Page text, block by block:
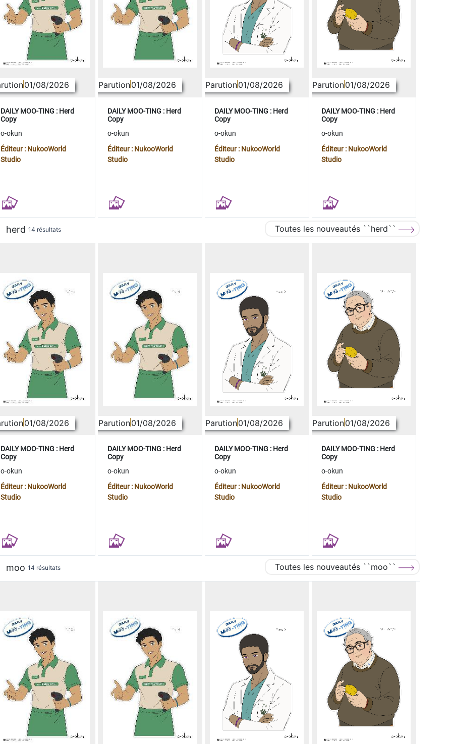
01/08/2026
DAILY MOO-TING : Herd
Copy
o-okun
Éditeur : NukooWorld
Studio
Parution01/08/2026
DAILY MOO-TING : Herd
Copy
o-okun
Éditeur : NukooWorld
Studio
Parution01/08/2026
DAILY MOO-TING : Herd
Copy
o-okun
Éditeur : NukooWorld
Studio
Parution01/08/2026
DAILY MOO-TING : Herd
Copy
o-okun
Éditeur : NukooWorld
Studio
herd 14 résultats Toutes les nouveautés ``herd``
01/08/2026
DAILY MOO-TING : Herd
Copy
o-okun
Éditeur : NukooWorld
Studio
Parution01/08/2026
DAILY MOO-TING : Herd
Copy
o-okun
Éditeur : NukooWorld
Studio
Parution01/08/2026
DAILY MOO-TING : Herd
Copy
o-okun
Éditeur : NukooWorld
Studio
Parution01/08/2026
DAILY MOO-TING : Herd
Copy
o-okun
Éditeur : NukooWorld
Studio
moo 14 résultats Toutes les nouveautés ``moo``